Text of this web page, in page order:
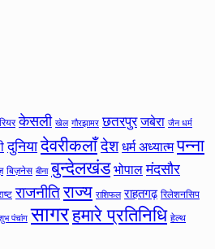
केसली खेल गौरझामर छतरपुर जबेरा जैन धर्म
दुनिया देवरीकलाँदेश धर्म अध्यात्म पन्ना
बिज़नेस बीना बुन्देलखंड भोपाल मंदसौर
राजनीतिराज्य राशिफल राहतगढ़ रिलेशनसिप
पंचांग सागरहमारे प्रतिनिधि हेल्थ